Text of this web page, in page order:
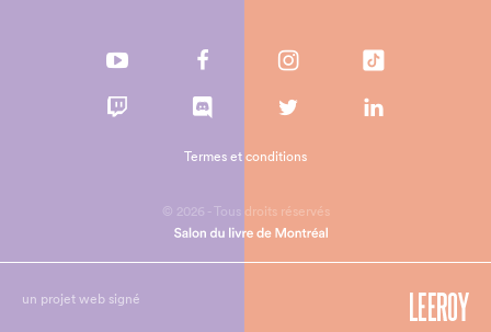
© 2026 - Tous droits réservés
Termes et conditions
un projet web signé